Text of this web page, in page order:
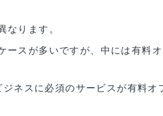
ります。
スが多いですが、中には有料
ネスに必須のサービスが有料オ